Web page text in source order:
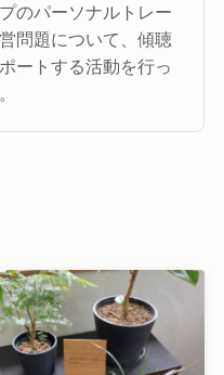
のパーソナルトレー
問題について、傾聴
ートする活動を行っ